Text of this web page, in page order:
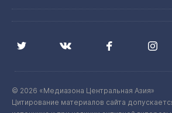
© 2026 «Медиазона Центральная Азия»
Цитирование материалов сайта